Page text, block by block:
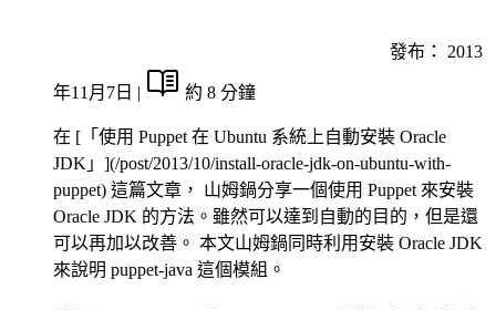
發布： 2013
年11月7日 | 約 8 分鐘
在 [「使用 Puppet 在 Ubuntu 系統上自動安裝 Oracle
JDK」](/post/2013/10/install-oracle-jdk-on-ubuntu-with-
puppet) 這篇文章， 山姆鍋分享一個使用 Puppet 來安裝
Oracle JDK 的方法。雖然可以達到自動的目的，但是還
可以再加以改善。 本文山姆鍋同時利用安裝 Oracle JDK
來說明 puppet-java 這個模組。